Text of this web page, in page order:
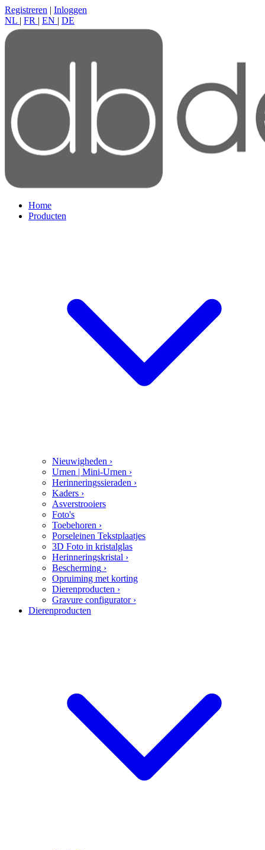
Registreren | Inloggen
NL | FR | EN | DE
Home
Producten
Nieuwigheden ›
Urnen | Mini-Urnen ›
Herinneringssieraden ›
Kaders ›
Asverstrooiers
Foto's
Toebehoren ›
Porseleinen Tekstplaatjes
3D Foto in kristalglas
Herinneringskristal ›
Bescherming ›
Opruiming met korting
Dierenproducten ›
Gravure configurator ›
Dierenproducten